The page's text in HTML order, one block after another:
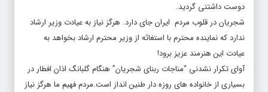
دوست داشتنی گردید.
شجریان در قلوب مردم ایران جای دارد. هرگز نیاز به عیادت وزیر ارشاد
ندارد که نماینده محترم با استغاثه از وزیر محترم ارشاد بخواهد به
عیادت این هنرمند عزیز برود!
آوای تکرار نشدنی “مناجات ربنای شجریان” هنگام گلبانگ اذان افطار در
بسیاری از خانواده های روزه دار طنین انداز است.مردم فهیم ما هرگز نیاز